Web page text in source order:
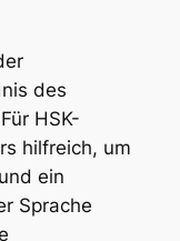
des
HSK-
hilfreich, um
ein
Sprache